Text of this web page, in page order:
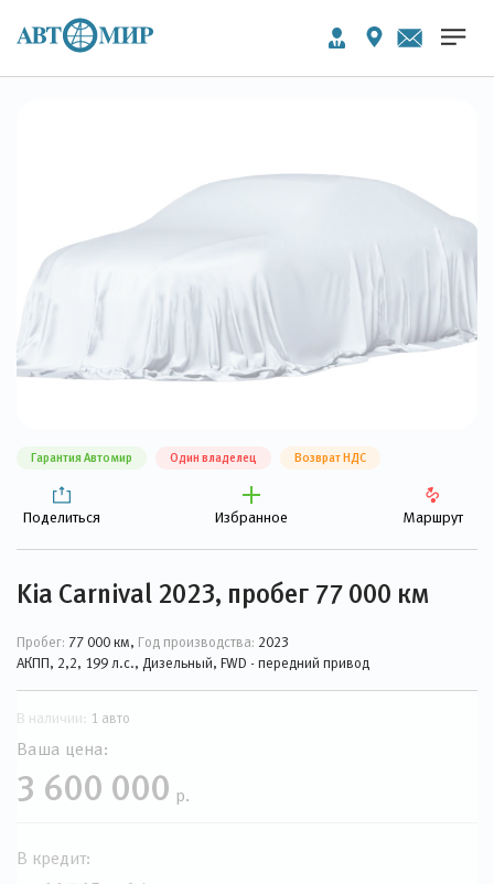
Гарантия Автомир Один владелец Возврат НДС
Поделиться Избранное Маршрут
Kia Carnival 2023, пробег 77 000 км
Пробег: 77 000 км, Год производства: 2023
АКПП, 2,2, 199 л.с., Дизельный, FWD - передний привод
В наличии: 1 авто
Ваша цена:
3 600 000 р.
В кредит: